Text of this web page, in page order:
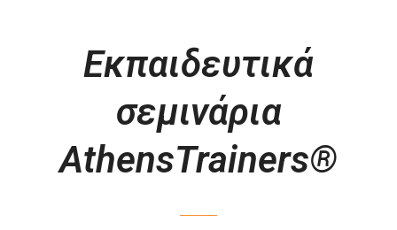
Εκπαιδευτικά
σεμινάρια
AthensTrainers®